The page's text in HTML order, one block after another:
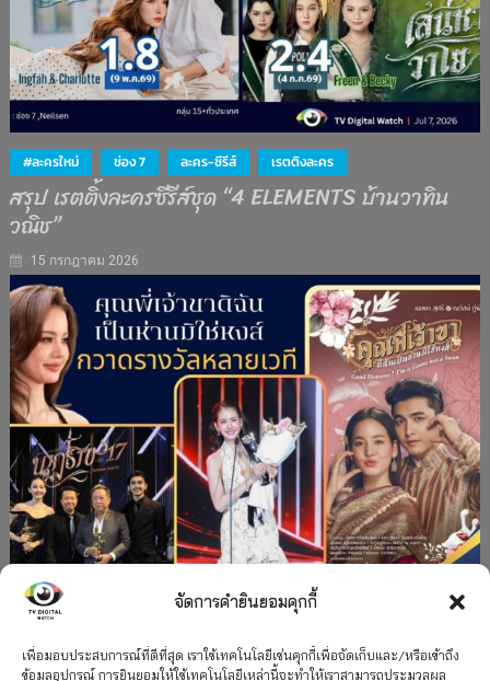
จัดการคำยินยอมคุกกี้
เพื่อมอบประสบการณ์ที่ดีที่สุด เราใช้เทคโนโลยีเช่นคุกกี้เพื่อจัดเก็บและ/หรือเข้าถึง
ข้อมูลอุปกรณ์ การยินยอมให้ใช้เทคโนโลยีเหล่านี้จะทำให้เราสามารถประมวลผล
#ละครใหม่ ช่อง 7 ละคร-ซีรีส์ เรตติงละคร
สรุป เรตติ้งละครซีรีส์ชุด “4 ELEMENTS บ้านวาทิน
วณิช”
15 กรกฎาคม 2026
”คุณพี่เจ้าขาดิฉันเป็นห่านมิใช่หงส์” กวาดรางวัล